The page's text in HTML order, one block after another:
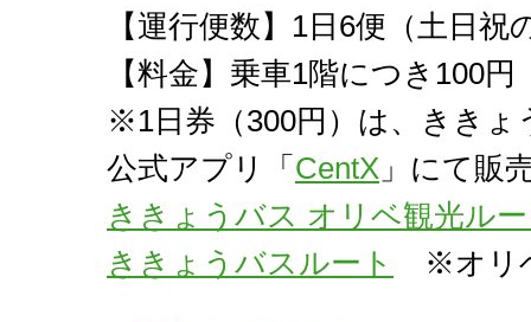
【運行便数】1日6便（土日祝
【料金】乗車1階につき100
※1日券（300円）は、ききょ
公式アプリ「 CentX 」にて販
ききょうバス オリベ観光ル
ききょうバスルート
※オリ